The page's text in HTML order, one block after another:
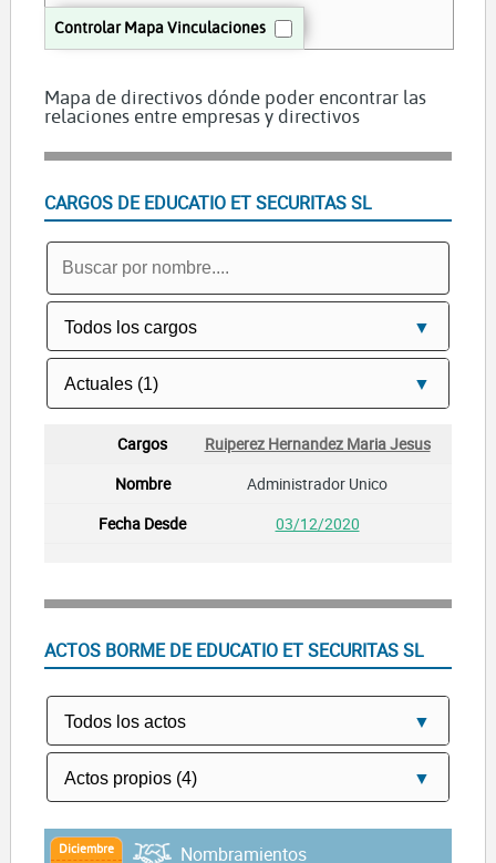
Controlar Mapa Vinculaciones
Mapa de directivos dónde poder encontrar las
relaciones entre empresas y directivos
CARGOS DE EDUCATIO ET SECURITAS SL
Ruiperez Hernandez Maria Jesus
Administrador Unico
03/12/2020
ACTOS BORME DE EDUCATIO ET SECURITAS SL
Diciembre Nombramientos